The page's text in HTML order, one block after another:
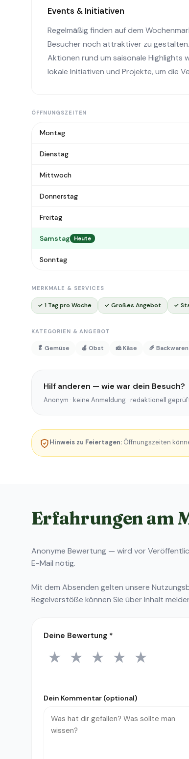
Events & Initiativen
Regelmäßig finden auf dem
Besucher noch attraktiver zu
Aktionen rund um saisonale
lokale Initiativen und Projekte, um die
ÖFFNUNGSZEITEN
Montag
Dienstag
Mittwoch
Donnerstag
Freitag
Samstag Heute
Sonntag
MERKMALE & SERVICES
✓ 1 Tag pro Woche ✓ Großes Angebot ✓
KATEGORIEN & ANGEBOT
🥬 Gemüse 🍎 Obst 🧀 Käse 🥖 Backwaren
Hilf anderen — wie war dein Besuch?
Anonym · keine Anmeldung · redaktionell
Hinweis zu Feiertagen: Öffnungszeiten
Erfahrungen am
Anonyme Bewertung — wird vor
E-Mail nötig.
Mit dem Absenden gelten unsere
Regelverstöße können Sie überInhalt
Deine Bewertung *
1 Stern
★ 2 Sterne
★ 3 Sterne
★ 4 Sterne
★ 5 Sterne
★
Dein Kommentar (optional)